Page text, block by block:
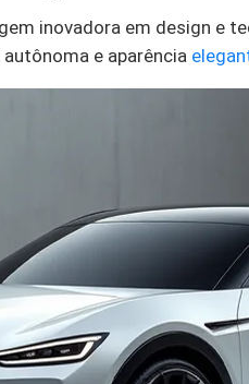
inovadora em design e
e aparência